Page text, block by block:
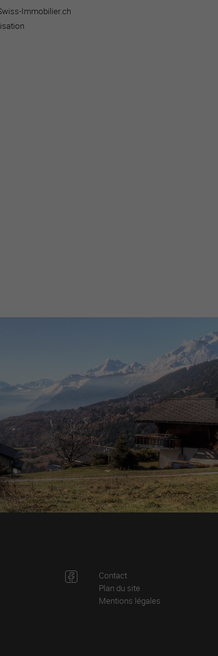
Immobilier.ch
Contact
Plan du site
Mentions légales